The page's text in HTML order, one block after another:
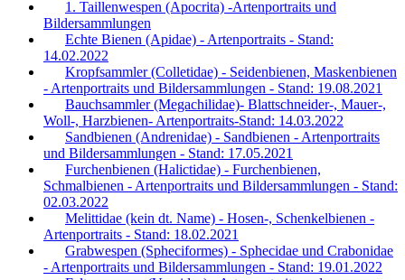
1. Taillenwespen (Apocrita) -Artenportraits und
Bildersammlungen
Echte Bienen (Apidae) - Artenportraits - Stand:
14.02.2022
Kropfsammler (Colletidae) - Seidenbienen, Maskenbienen
- Artenportraits und Bildersammlungen - Stand: 19.08.2021
Bauchsammler (Megachilidae)- Blattschneider-, Mauer-,
Woll-, Harzbienen- Artenportraits-Stand: 14.03.2022
Sandbienen (Andrenidae) - Sandbienen - Artenportraits
und Bildersammlungen - Stand: 17.05.2021
Furchenbienen (Halictidae) - Furchenbienen,
Schmalbienen - Artenportraits und Bildersammlungen - Stand:
02.03.2022
Melittidae (kein dt. Name) - Hosen-, Schenkelbienen -
Artenportraits - Stand: 18.02.2021
Grabwespen (Spheciformes) - Sphecidae und Crabonidae
- Artenportraits und Bildersammlungen - Stand: 19.01.2022